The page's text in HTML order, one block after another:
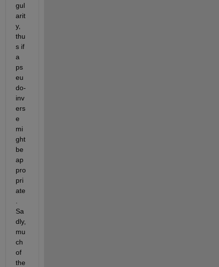
gul
arit
y,
thu
s if
a
ps
eu
do-
inv
ers
e
mi
ght
be
ap
pro
pri
ate
Sa
dly,
mu
ch
of
the